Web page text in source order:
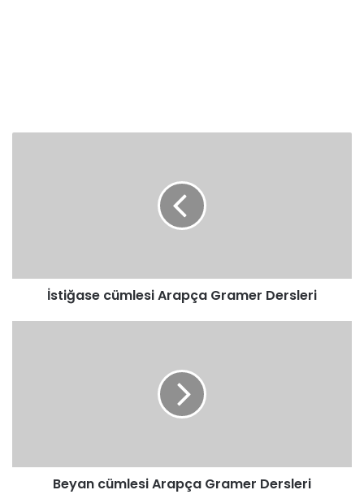
İstiğase cümlesi Arapça Gramer Dersleri
Beyan cümlesi Arapça Gramer Dersleri